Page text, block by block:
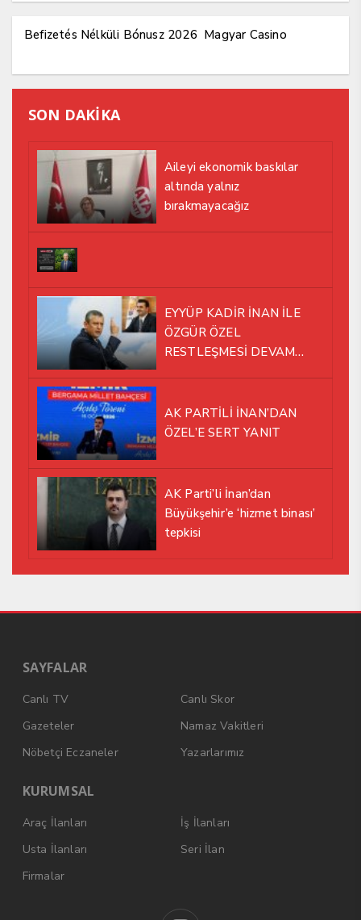
Befizetés Nélküli Bónusz 2026 ️ Magyar Casino
SON DAKİKA
Aileyi ekonomik baskılar
altında yalnız
bırakmayacağız
EYYÜP KADİR İNAN İLE
ÖZGÜR ÖZEL
RESTLEŞMESİ DEVAM
AK PARTİLİ İNAN’DAN
ÖZEL’E SERT YANIT
AK Parti’li İnan’dan
Büyükşehir’e ‘hizmet binası’
tepkisi
SAYFALAR
Canlı TV
Canlı Skor
Gazeteler
Namaz Vakitleri
Nöbetçi Eczaneler
Yazarlarımız
KURUMSAL
Araç İlanları
İş İlanları
Usta İlanları
Seri İlan
Firmalar